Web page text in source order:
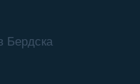
Бердска